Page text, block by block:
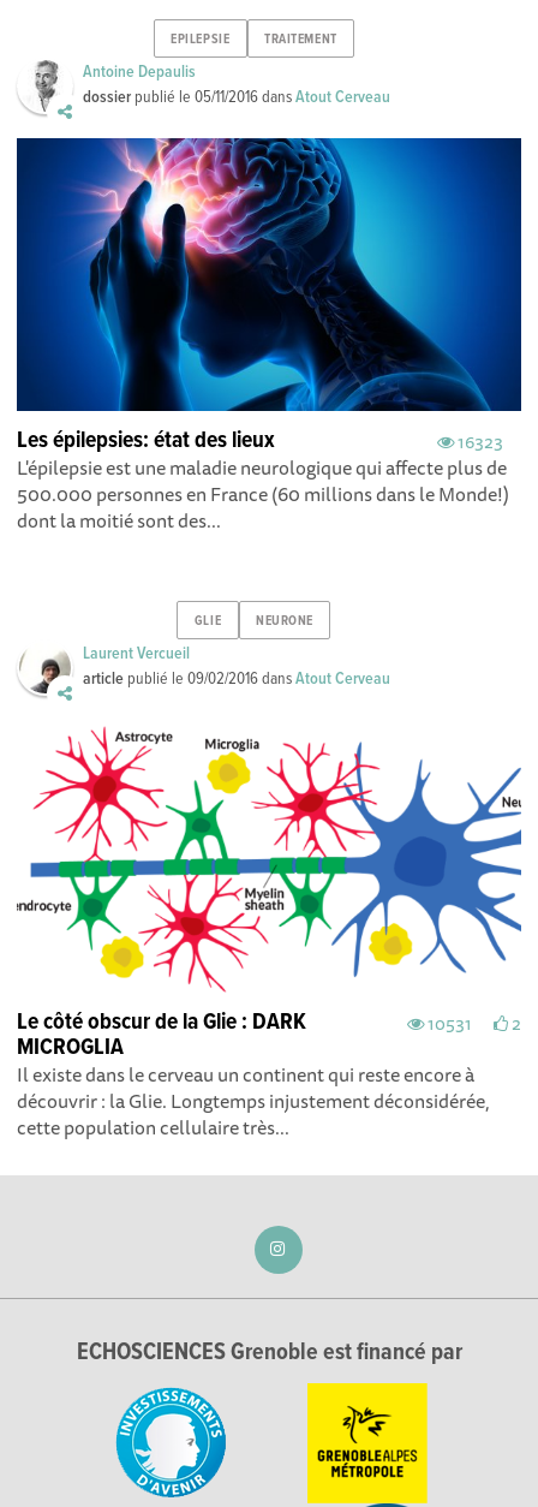
EPILEPSIE TRAITEMENT
Antoine Depaulis
dossier publié le05/11/2016dansAtout Cerveau
16323
Les épilepsies: état des lieux
L'épilepsie est une maladie neurologique qui affecte plus de
500.000 personnes en France (60 millions dans le Monde!)
dont la moitié sont des...
GLIE NEURONE
Laurent Vercueil
article publié le09/02/2016dansAtout Cerveau
10531 2
Le côté obscur de la Glie : DARK
MICROGLIA
Il existe dans le cerveau un continent qui reste encore à
découvrir : la Glie. Longtemps injustement déconsidérée,
cette population cellulaire très...
ECHOSCIENCES Grenoble est financé par